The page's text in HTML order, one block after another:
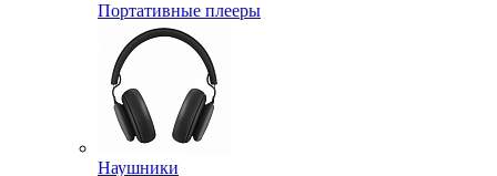
Портативные плееры
Наушники